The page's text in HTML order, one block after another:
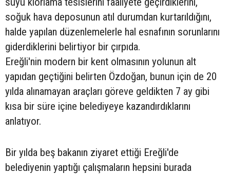
soğuk hava deposunun atıl durumdan kurtarıldığını,
halde yapılan düzenlemelerle hal esnafının sorunlarını
giderdiklerini belirtiyor bir çırpıda.
Ereğli'nin modern bir kent olmasının yolunun alt
yapıdan geçtiğini belirten Özdoğan, bunun için de 20
yılda alınamayan araçları göreve geldikten 7 ay gibi
kısa bir süre içine belediyeye kazandırdıklarını
anlatıyor.
Bir yılda beş bakanın ziyaret ettiği Ereğli'de
belediyenin yaptığı çalışmaların hepsini burada